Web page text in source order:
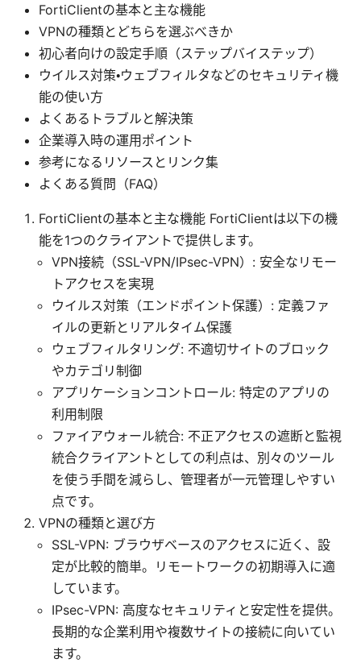
FortiClientの基本と主な機能
VPNの種類とどちらを選ぶべきか
初心者向けの設定手順（ステップバイステップ）
ウイルス対策・ウェブフィルタなどのセキュリティ機
能の使い方
よくあるトラブルと解決策
企業導入時の運用ポイント
参考になるリソースとリンク集
よくある質問（FAQ）
FortiClientの基本と主な機能 FortiClientは以下の機
能を1つのクライアントで提供します。
VPN接続（SSL-VPN/IPsec-VPN）: 安全なリモー
トアクセスを実現
ウイルス対策（エンドポイント保護）: 定義ファ
イルの更新とリアルタイム保護
ウェブフィルタリング: 不適切サイトのブロック
やカテゴリ制御
アプリケーションコントロール: 特定のアプリの
利用制限
ファイアウォール統合: 不正アクセスの遮断と監視
統合クライアントとしての利点は、別々のツール
を使う手間を減らし、管理者が一元管理しやすい
点です。
VPNの種類と選び方
SSL-VPN: ブラウザベースのアクセスに近く、設
定が比較的簡単。リモートワークの初期導入に適
しています。
IPsec-VPN: 高度なセキュリティと安定性を提供。
長期的な企業利用や複数サイトの接続に向いてい
ます。